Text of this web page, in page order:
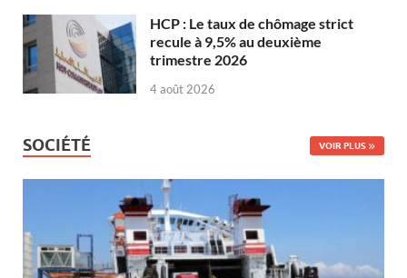
HCP : Le taux de chômage strict
recule à 9,5% au deuxième
trimestre 2026
4 août 2026
SOCIÉTÉ VOIR PLUS